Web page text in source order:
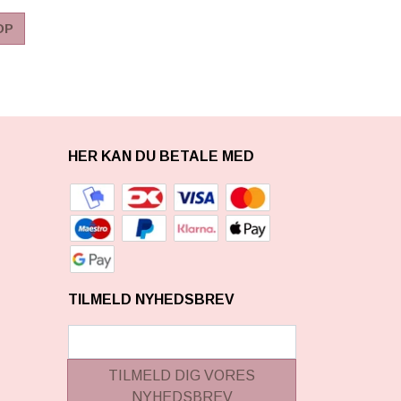
HER KAN DU BETALE MED
TILMELD NYHEDSBREV
TILMELD DIG VORES
NYHEDSBREV